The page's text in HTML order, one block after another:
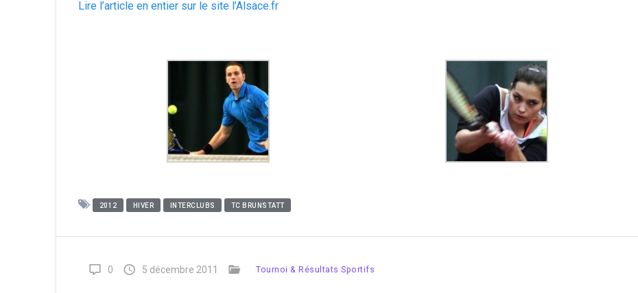
Lire l’article en entier sur le site l’Alsace.fr
2012 HIVER INTERCLUBS TC BRUNSTATT
0 5 décembre 2011 Tournoi & Résultats Sportifs